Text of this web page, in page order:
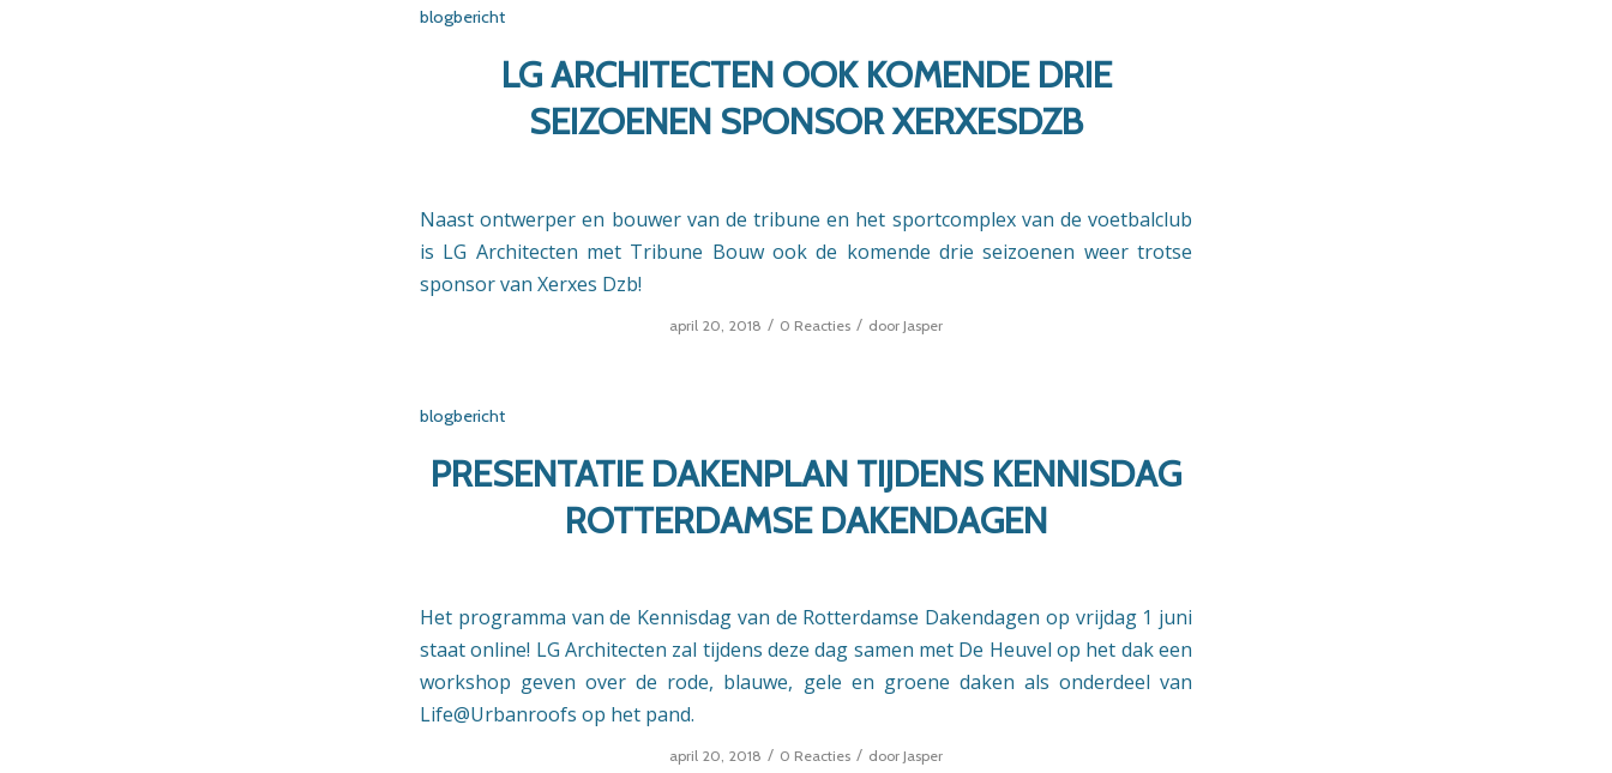
blogbericht
LG ARCHITECTEN OOK KOMENDE DRIE
SEIZOENEN SPONSOR XERXESDZB
Naast ontwerper en bouwer van de tribune en het sportcomplex van de voetbalclub
is LG Architecten met Tribune Bouw ook de komende drie seizoenen weer trotse
sponsor van Xerxes Dzb!
april 20, 2018 / 0 Reacties / door Jasper
blogbericht
PRESENTATIE DAKENPLAN TIJDENS KENNISDAG
ROTTERDAMSE DAKENDAGEN
Het programma van de Kennisdag van de Rotterdamse Dakendagen op vrijdag 1 juni
staat online! LG Architecten zal tijdens deze dag samen met De Heuvel op het dak een
workshop geven over de rode, blauwe, gele en groene daken als onderdeel van
Life@Urbanroofs op het pand.
april 20, 2018 / 0 Reacties / door Jasper